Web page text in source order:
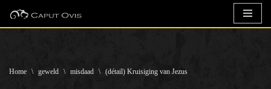
inhoud
Home \ geweld \ misdaad \ (détail) Kruisiging van Jezus